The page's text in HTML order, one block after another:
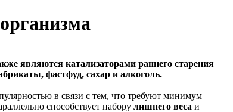
являются катализаторами раннего старения
фастфуд, сахар и алкоголь.
в связи с тем, что требуют минимум
способствует набору лишнего веса и